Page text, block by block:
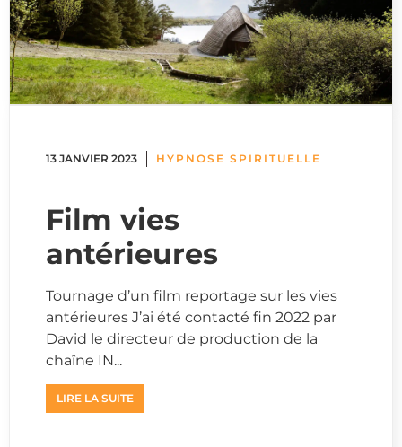
13 JANVIER 2023 HYPNOSE SPIRITUELLE
Film vies
antérieures
Tournage d’un film reportage sur les vies
antérieures J’ai été contacté fin 2022 par
David le directeur de production de la
chaîne IN...
LIRE LA SUITE